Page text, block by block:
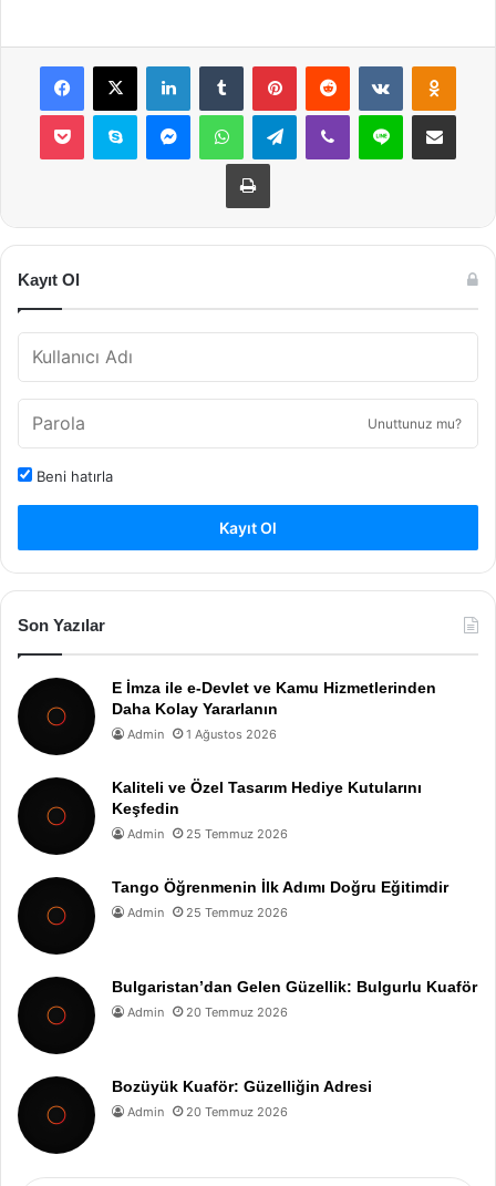
Facebook
X LinkedInTumblr PinterestReddit VKontakte
Pocket Skype MessengerWhatsAppTelegramViber Line E-Posta ile
Yazdır
Kayıt Ol
Unuttunuz mu?
Beni hatırla
Kayıt Ol
Son Yazılar
E İmza ile e-Devlet ve Kamu Hizmetlerinden
Daha Kolay Yararlanın
Admin 1 Ağustos 2026
Kaliteli ve Özel Tasarım Hediye Kutularını
Keşfedin
Admin 25 Temmuz 2026
Tango Öğrenmenin İlk Adımı Doğru Eğitimdir
Admin 25 Temmuz 2026
Bulgaristan’dan Gelen Güzellik: Bulgurlu Kuaför
Admin 20 Temmuz 2026
Bozüyük Kuaför: Güzelliğin Adresi
Admin 20 Temmuz 2026